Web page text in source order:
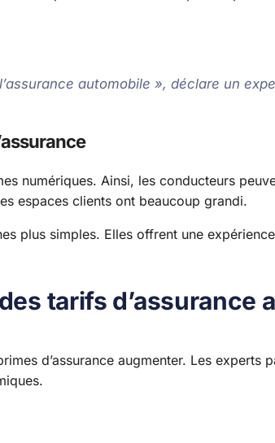
automobile », déclare un
numériques. Ainsi, les conducteurs
espaces clients ont beaucoup grandi.
plus simples. Elles offrent une
tarifs d’assurance
d’assurance augmenter. Les experts